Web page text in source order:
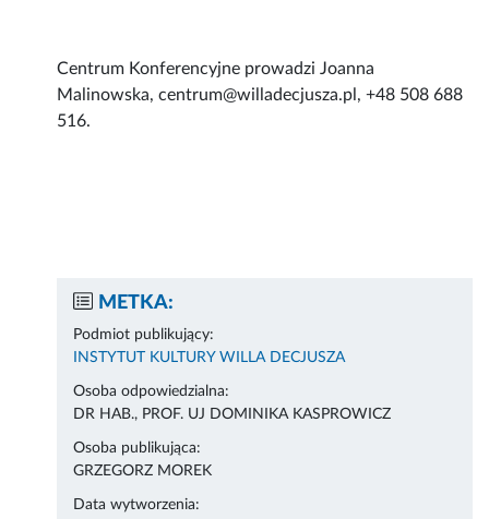
Centrum Konferencyjne prowadzi Joanna
Malinowska, centrum@willadecjusza.pl, +48 508 688
516.
METKA:
Podmiot publikujący:
INSTYTUT KULTURY WILLA DECJUSZA
Osoba odpowiedzialna:
DR HAB., PROF. UJ DOMINIKA KASPROWICZ
Osoba publikująca:
GRZEGORZ MOREK
Data wytworzenia: